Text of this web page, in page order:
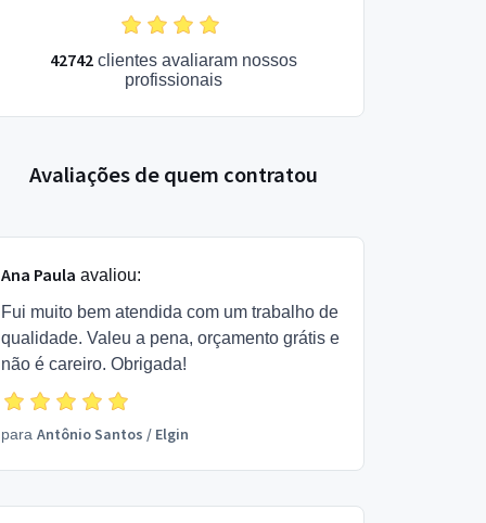
42742 clientes avaliaram nossos
profissionais
Avaliações de quem contratou
Ana Paula avaliou:
Fui muito bem atendida com um trabalho de
qualidade. Valeu a pena, orçamento grátis e
não é careiro. Obrigada!
para Antônio Santos / Elgin